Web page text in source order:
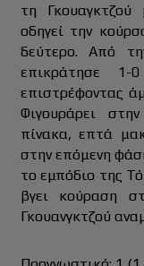
τη
οδηγεί την
δεύτερο. Από
επικράτησε 1-
επιστρέφοντας
Φιγουράρει
πίνακα, επτά
στην επόμενη
το εμπόδιο της
βγει κούραση
Γκουανγκτζού